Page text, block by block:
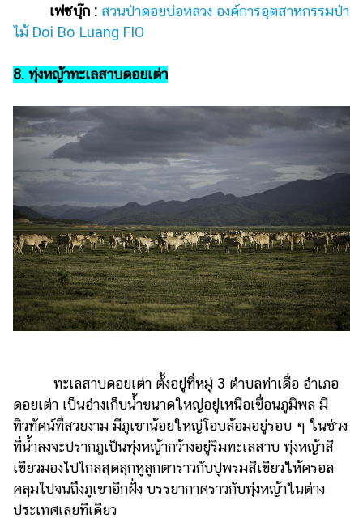
เฟซบุ๊ก : สวนป่าดอยบ่อหลวง องค์การอุตสาหกรรมป่า
ไม้ Doi Bo Luang FIO
8. ทุ่งหญ้าทะเลสาบดอยเต่า
ทะเลสาบดอยเต่า ตั้งอยู่ที่หมู่ 3 ตำบลท่าเดื่อ อำเภอ
ดอยเต่า เป็นอ่างเก็บน้ำขนาดใหญ่อยู่เหนือเขื่อนภูมิพล มี
ทิวทัศน์ที่สวยงาม มีภูเขาน้อยใหญ่โอบล้อมอยู่รอบ ๆ ในช่วง
ที่น้ำลงจะปรากฎเป็นทุ่งหญ้ากว้างอยู่ริมทะเลสาบ ทุ่งหญ้าสี
เขียวมองไปไกลสุดลุกหูลูกตาราวกับปูพรมสีเขียวให้ครอล
คลุมไปจนถึงภูเขาอีกฝั่ง บรรยากาศราวกับทุ่งหญ้าในต่าง
ประเทศเลยทีเดียว